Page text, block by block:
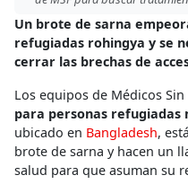
Un brote de sarna
refugiadas rohingya y se
cerrar las brechas de
Los equipos de Médicos Sin
para personas refugiadas
ubicado en Bangladesh,
brote de sarna y hacen un
salud para que asuman su